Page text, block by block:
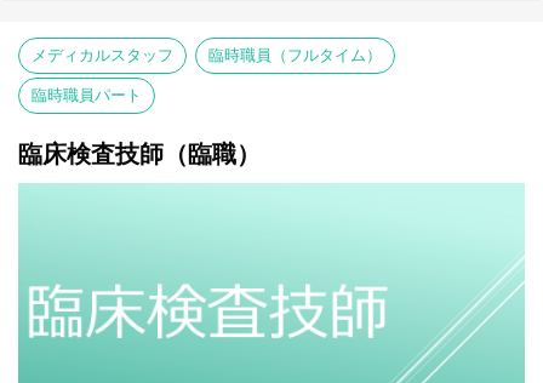
自筆の履歴書 ※当院指定様式（HPよりダウンロードしてくださ
い）
学業成績証明書
共用試験（CBT）成績表
以上の書類を揃えて姫路赤十字病院 人事課人事労務係宛 に郵送く
①令和8年8月6日（木）
②令和8年8月11日（火）
③令和8年8月17日（月）
メディカルスタッフ 臨時職員（フルタイム）
臨時職員パート
臨床検査技師（臨職）